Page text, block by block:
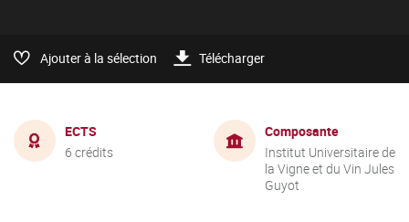
Ajouter à la sélection Télécharger
ECTS
6 crédits
Composante
Institut Universitaire de
la Vigne et du Vin Jules
Guyot